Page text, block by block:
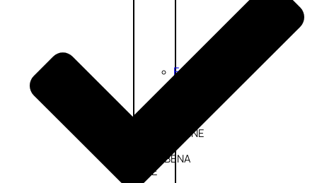
Fragranze
L’OCCITANE
VERBENA
E